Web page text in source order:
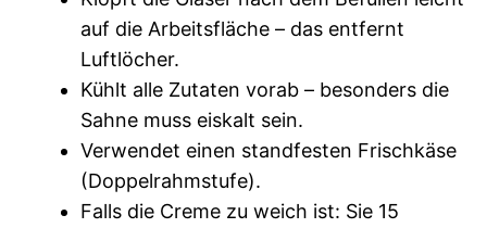
auf die Arbeitsfläche – das entfernt
Luftlöcher.
Kühlt alle Zutaten vorab – besonders die
Sahne muss eiskalt sein.
Verwendet einen standfesten Frischkäse
(Doppelrahmstufe).
Falls die Creme zu weich ist: Sie 15